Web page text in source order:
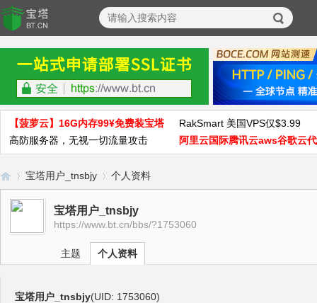
【菠萝云】16G内存99¥免费装宝塔
RakSmart 美国VPS仅$3.99
高防服务器，无视一切流量攻击
阿里云国际腾讯云aws谷歌云
宝›
宝塔用户_tnsbjy 个人资料
宝塔用户_tnsbjy
https://www.bt.cn/bbs/?1753060
主题 个人资料
宝塔用户_tnsbjy(UID: 1753060)